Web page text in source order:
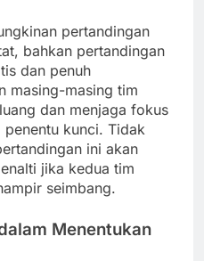
pertandingan
bahkan pertandingan
dan penuh
masing-masing tim
dan menjaga fokus
kunci. Tidak
ini akan
jika kedua tim
seimbang.
Menentukan